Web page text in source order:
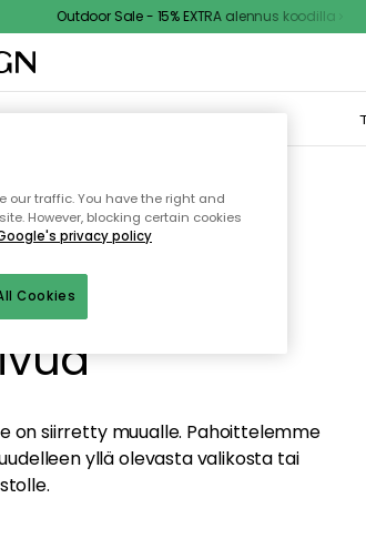
Outdoor Sale - 15% EXTRA alennus koodilla
ULKOKALUSTEET
löydä
on siirretty muualle. Pahoittelemme
yllä olevasta valikosta tai
our traffic. You have the right and
However, blocking certain cookies
privacy policy
Cookies